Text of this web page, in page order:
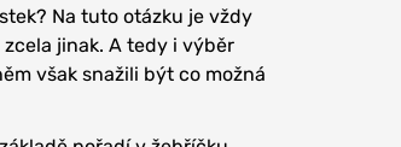
Na tuto otázku je vždy
jinak. A tedy i výběr
však snažili být co možná